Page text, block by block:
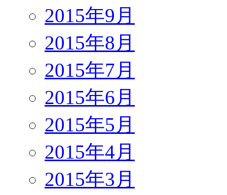
2015年9月
2015年8月
2015年7月
2015年6月
2015年5月
2015年4月
2015年3月